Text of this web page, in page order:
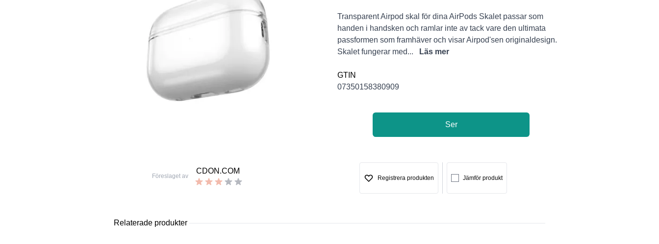
Description
Transparent Airpod skal för dina AirPods Skalet passar som
handen i handsken och ramlar inte av tack vare den ultimata
passformen som framhäver och visar Airpod'sen originaldesign.
Skalet fungerar med...
Läs mer
GTIN
07350158380909
Ser
Föreslaget av
CDON.COM
Registrera produkten Jämför produkt
Relaterade produkter